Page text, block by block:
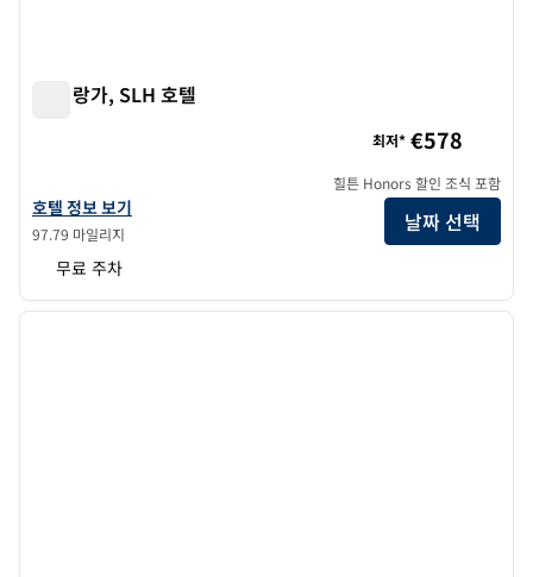
호텔 랑가, SLH 호텔
SLH 호텔인 호텔 랑가의 호텔 정보 보기
호텔 정보 보기
97.79 마일리지
최저* €578
힐튼 Honors 할인 조식 포함
날짜 선택
무료 주차
1/12
1/12
다음